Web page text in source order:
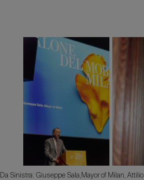
Da Sinistra: Giuseppe Sala,Mayor of Milan,